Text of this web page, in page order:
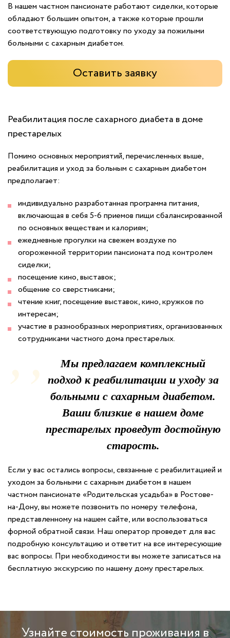
В нашем частном пансионате работают сиделки, которые
обладают большим опытом, а также которые прошли
соответствующую подготовку по уходу за пожилыми
больными с сахарным диабетом.
Оставить заявку
Реабилитация после сахарного диабета в доме
престарелых
Помимо основных мероприятий, перечисленных выше,
реабилитация и уход за больным с сахарным диабетом
предполагает:
индивидуально разработанная программа питания,
включающая в себя 5-6 приемов пищи сбалансированной
по основных веществам и калориям;
ежедневные прогулки на свежем воздухе по
огороженной территории пансионата под контролем
сиделки;
посещение кино, выставок;
общение со сверстниками;
чтение книг, посещение выставок, кино, кружков по
интересам;
участие в разнообразных мероприятиях, организованных
сотрудниками частного дома престарелых.
Мы предлагаем комплексный
подход к реабилитации и уходу за
больными с сахарным диабетом.
Ваши близкие в нашем доме
престарелых проведут достойную
старость.
Если у вас остались вопросы, связанные с реабилитацией и
уходом за больными с сахарным диабетом в нашем
частном пансионате «Родительская усадьба» в Ростове-
на-Дону, вы можете позвонить по номеру телефона,
представленному на нашем сайте, или воспользоваться
формой обратной связи. Наш оператор проведет для вас
подробную консультацию и ответит на все интересующие
вас вопросы. При необходимости вы можете записаться на
бесплатную экскурсию по нашему дому престарелых.
Узнайте стоимость проживания в